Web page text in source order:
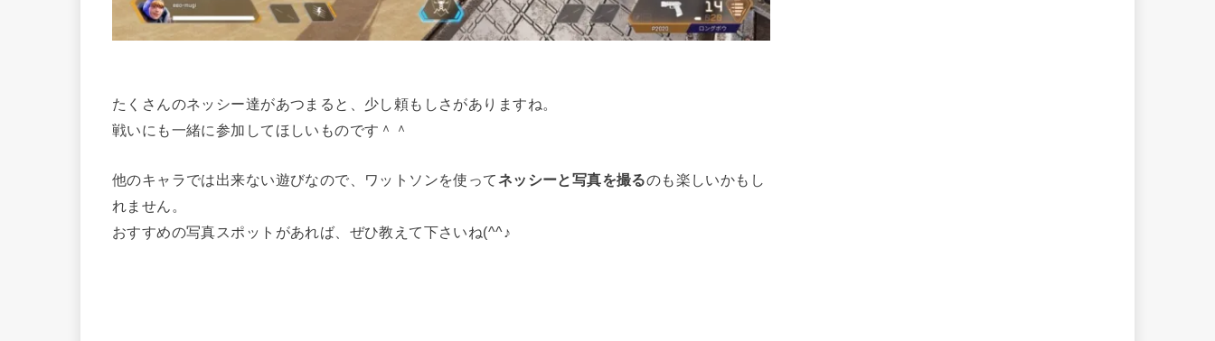
たくさんのネッシー達があつまると、少し頼もしさがありますね。
戦いにも一緒に参加してほしいものです＾＾
他のキャラでは出来ない遊びなので、ワットソンを使ってネッシーと写真を撮るのも楽しいかもし
れません。
おすすめの写真スポットがあれば、ぜひ教えて下さいね(^^♪